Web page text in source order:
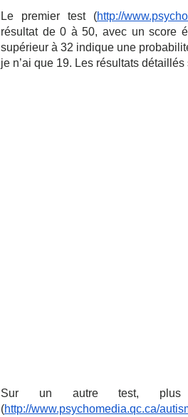
Le premier test (http://
résultat de 0 à 50, avec un score
supérieur à 32 indique une
je n’ai que 19. Les résultats
Sur un autre test, plus
(http://www.psychomedia.qc.ca/